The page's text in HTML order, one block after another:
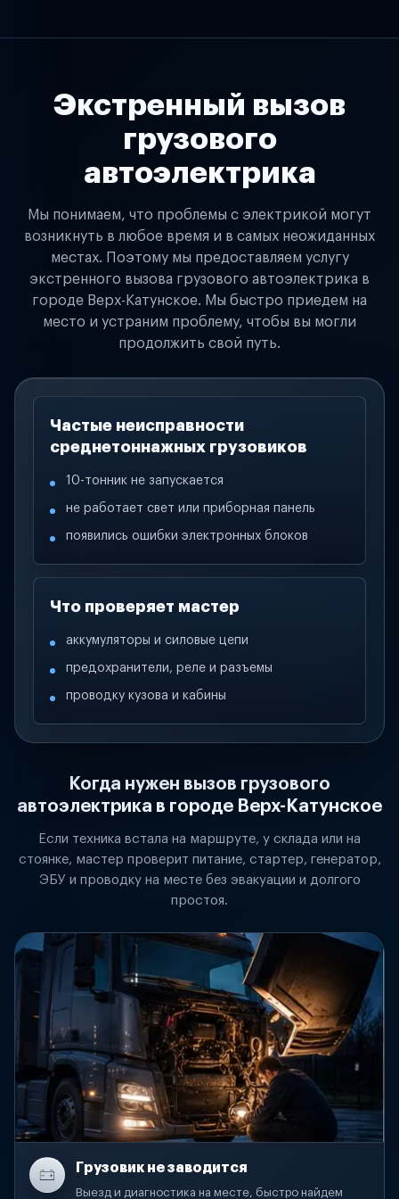
Экстренный вызов
грузового
автоэлектрика
Мы понимаем, что проблемы с электрикой могут
возникнуть в любое время и в самых неожиданных
местах. Поэтому мы предоставляем услугу
экстренного вызова грузового автоэлектрика в
городе Верх-Катунское. Мы быстро приедем на
место и устраним проблему, чтобы вы могли
продолжить свой путь.
Частые неисправности
среднетоннажных грузовиков
10-тонник не запускается
не работает свет или приборная панель
появились ошибки электронных блоков
Что проверяет мастер
аккумуляторы и силовые цепи
предохранители, реле и разъемы
проводку кузова и кабины
Когда нужен вызов грузового
автоэлектрика в городе Верх-Катунское
Если техника встала на маршруте, у склада или на
стоянке, мастер проверит питание, стартер, генератор,
ЭБУ и проводку на месте без эвакуации и долгого
простоя.
Грузовик не заводится
Выезд и диагностика на месте, быстро найдем